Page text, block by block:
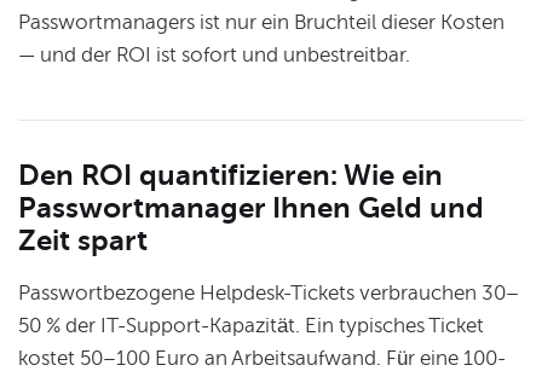
Passwortmanagers ist nur ein Bruchteil dieser Kosten
— und der ROI ist sofort und unbestreitbar.
Den ROI quantifizieren: Wie ein
Passwortmanager Ihnen Geld und
Zeit spart
Passwortbezogene Helpdesk-Tickets verbrauchen 30–
50 % der IT-Support-Kapazität. Ein typisches Ticket
kostet 50–100 Euro an Arbeitsaufwand. Für eine 100-